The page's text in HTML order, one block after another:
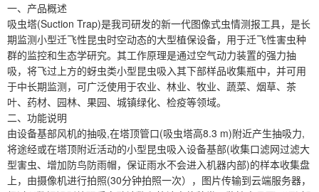
一、产品概述
吸虫塔(Suction Trap)是我司研发的新一代图像式虫情测报工具，是长
期监测小型迁飞性昆虫时空动态的大型植保设备，用于迁飞性害虫种
群的监控和生态学研究。其工作原理是通过空气动力装置的强力抽
吸，将飞过上方的蚜虫类小型昆虫吸入其下部样品收集瓶中，并可用
于中长期监测，可广泛使用于农业、林业、牧业、蔬菜、烟草、茶
叶、药材、园林、果园、城镇绿化、检疫等领域。
二、功能说明
由设备基部风机的抽吸,在塔顶管口(吸虫塔高8.3 m)附近产生抽吸力,
将途经或在塔顶附近活动的小型昆虫吸入设备基部(收集口滤网过滤大
型害虫、增加防鸟防雨帽，保证雨水不会进入机器内部)的样本收集盘
上，由摄像机进行拍照(30分钟拍照一次），图片传输到云端服务器，